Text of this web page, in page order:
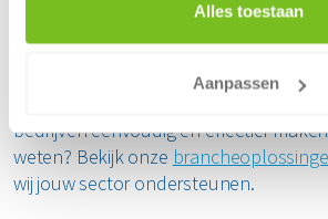
Alles toestaan
Aanpassen
kleine hoeveelheden kantoorafval of
afvalstromen in de bouw, wij bieden
service die perfect aansluit op jouw
bedrijven eenvoudig en effectief
weten? Bekijk onze
wij jouw sector ondersteunen.